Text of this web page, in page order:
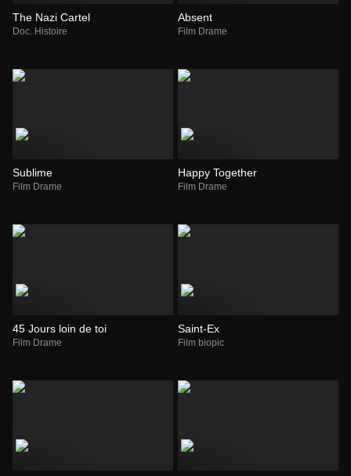
The Nazi Cartel
Doc. Histoire
Absent
Film Drame
Sublime
Film Drame
Happy Together
Film Drame
45 Jours loin de toi
Film Drame
Saint-Ex
Film biopic